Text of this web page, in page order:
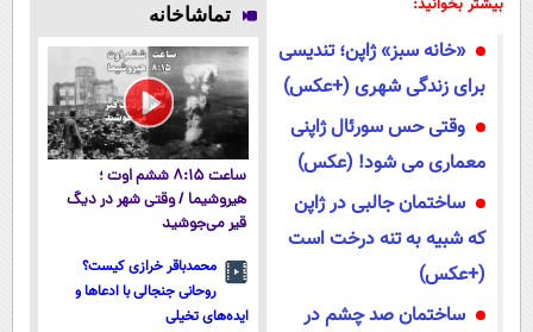
ساده، بی
واسطه و
مستقیم
مستقیم
«خانه سبز» ژاپن؛ تندیسی
برای زندگی شهری (+عکس)
وقتی حس سورئال ژاپنی
معماری می شود! (عکس)
ساختمان جالبی در ژاپن
که شبیه به تنه درخت است
(+عکس)
ساختمان صد چشم در
تماشاخانه
ساعت ۸:۱۵ ششم اوت ؛
هیروشیما / وقتی شهر در دیگ
قیر می‌جوشید
محمدباقر خرازی کیست؟
روحانی جنجالی با ادعاها و
ایده‌های تخیلی